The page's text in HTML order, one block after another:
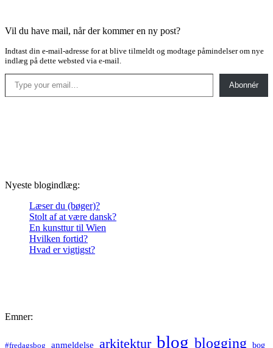
Vil du have mail, når der kommer en ny post?
Indtast din e-mail-adresse for at blive tilmeldt og modtage påmindelser om nye
indlæg på dette websted via e-mail.
Type your email…
Abonnér
Nyeste blogindlæg:
Læser du (bøger)?
Stolt af at være dansk?
En kunsttur til Wien
Hvilken fortid?
Hvad er vigtigst?
Emner:
#fredagsbog anmeldelse arkitektur blog blogging bog